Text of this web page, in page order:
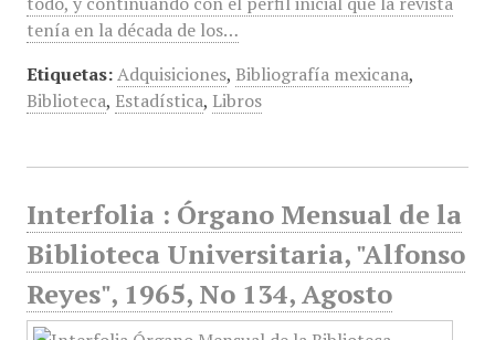
tenía en la década de los…
Etiquetas: Adquisiciones, Bibliografía mexicana,
Biblioteca, Estadística, Libros
Interfolia : Órgano Mensual de la
Biblioteca Universitaria, "Alfonso
Reyes", 1965, No 134, Agosto